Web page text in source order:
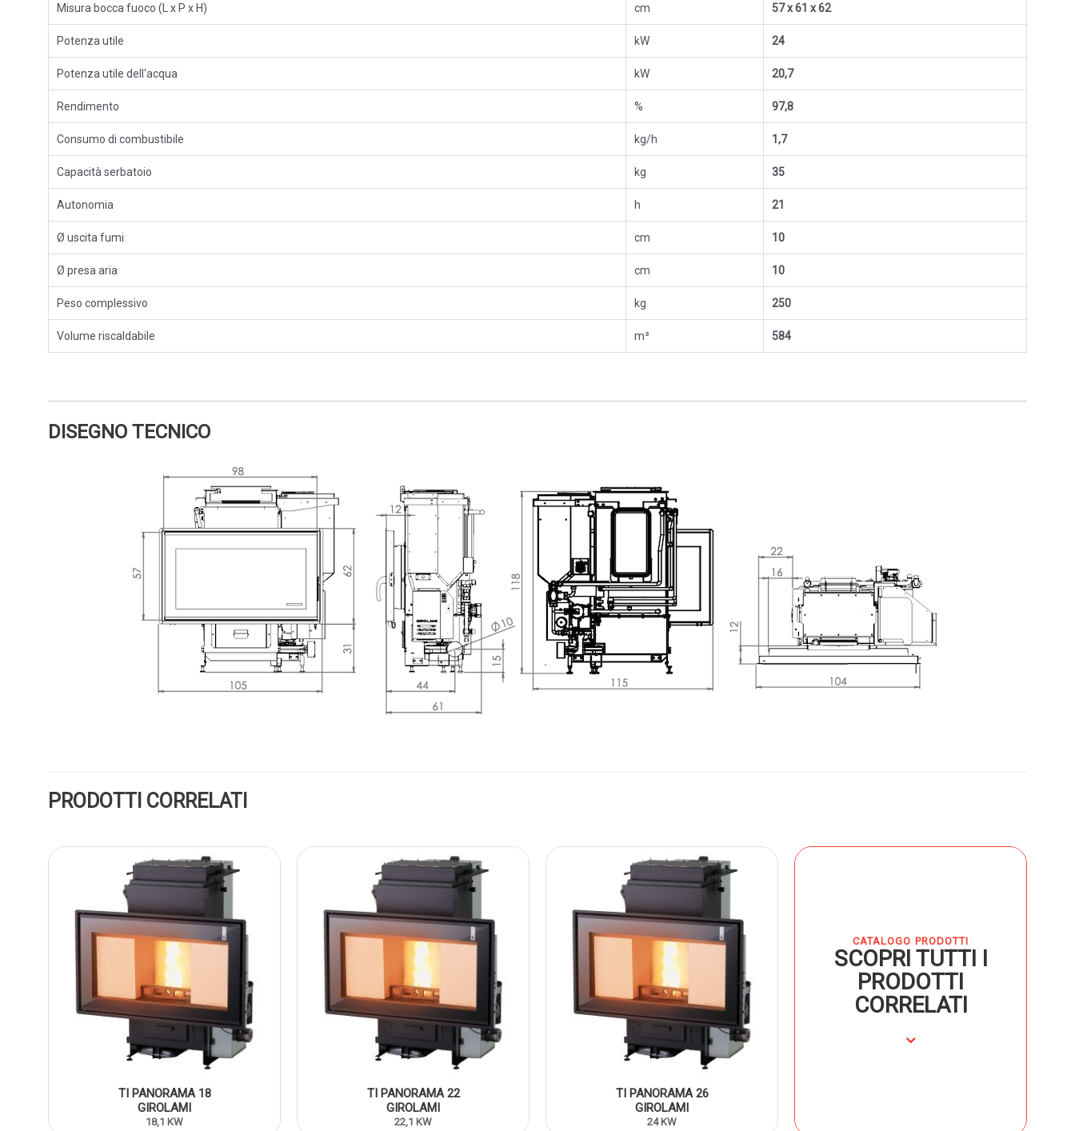
Misura bocca fuoco (L x P x H) cm 57 x 61 x 62
Potenza utile kW 24
Potenza utile dell'acqua kW 20,7
Rendimento % 97,8
Consumo di combustibile kg/h 1,7
Capacità serbatoio kg 35
Autonomia h 21
Ø uscita fumi cm 10
Ø presa aria cm 10
Peso complessivo kg 250
Volume riscaldabile m³ 584
DISEGNO TECNICO
PRODOTTI CORRELATI
TI PANORAMA 18
GIROLAMI
18,1 KW
TI PANORAMA 22
GIROLAMI
22,1 KW
TI PANORAMA 26
GIROLAMI
24 KW
CATALOGO PRODOTTI
SCOPRI TUTTI I
PRODOTTI
CORRELATI
⌄